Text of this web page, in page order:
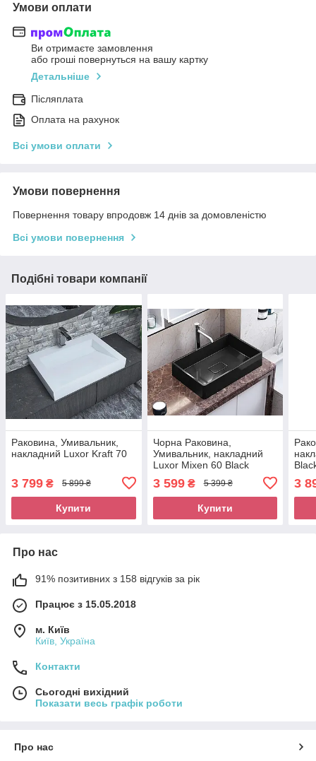
Умови оплати
Ви отримаєте замовлення
або гроші повернуться на вашу картку
Детальніше
Післяплата
Оплата на рахунок
Всі умови оплати
Умови повернення
Повернення товару впродовж 14 днів за домовленістю
Всі умови повернення
Подібні товари компанії
Раковина, Умивальник,
накладний Luxor Kraft 70
3 799 ₴ 5 899 ₴
Купити
Чорна Раковина,
Умивальник, накладний
Luxor Mixen 60 Black
3 599₴ 5 399 ₴
Купити
3
Про нас
91% позитивних з 158 відгуків за рік
Працює з 15.05.2018
м. Київ
Київ, Україна
Контакти
Сьогодні вихідний
Показати весь графік роботи
Про нас